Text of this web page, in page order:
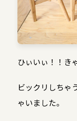
ひぃいぃ！！き
ビックリしちゃ
ゃいました。